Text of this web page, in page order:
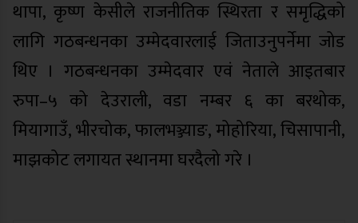
थापा, कृष्ण केसीले राजनीतिक स्थिरता र समृद्धिको
लागि गठबन्धनका उम्मेदवारलाई जिताउनुपर्नेमा जोड
थिए । गठबन्धनका उम्मेदवार एवं नेताले आइतबार
रुपा–५ को देउराली, वडा नम्बर ६ का बरथोक,
मियागाउँ, भीरचोक, फालभञ्ज्याङ, मोहोरिया, चिसापानी,
माझकोट लगायत स्थानमा घरदैलो गरे ।